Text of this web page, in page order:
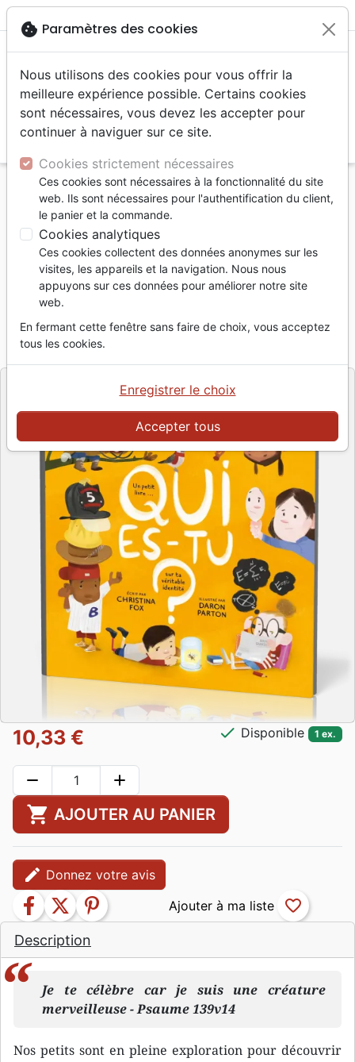
menu
Accueil
Jeunesse
Qui es-tu ? - Un petit livre sur ta véritable identité
Qui es-tu ?
Un petit livre sur ta véritable identité
Auteur :Christina Fox| Illustrateur : Daron
Parton
RéférenceBLF7079 EAN9782386570797
Editeur BLF Éditions
Description
Je te célèbre car je suis une créature
merveilleuse - Psaume 139v14
Nos petits sont en pleine exploration pour découvrir
10,33 € check Disponible 1 ex.
remove add
shopping_cart AJOUTER AU PANIER
edit Donnez votre avis
facebook twitter pinterest favorite_border
cookie Paramètres des cookies
Nous utilisons des cookies pour vous offrir la
meilleure expérience possible. Certains cookies
sont nécessaires, vous devez les accepter pour
continuer à naviguer sur ce site.
Cookies strictement nécessaires
Ces cookies sont nécessaires à la fonctionnalité du site
web. Ils sont nécessaires pour l'authentification du client,
le panier et la commande.
Cookies analytiques
Ces cookies collectent des données anonymes sur les
visites, les appareils et la navigation. Nous nous
appuyons sur ces données pour améliorer notre site
web.
En fermant cette fenêtre sans faire de choix, vous acceptez
tous les cookies.
Accepter tous
Enregistrer le choix